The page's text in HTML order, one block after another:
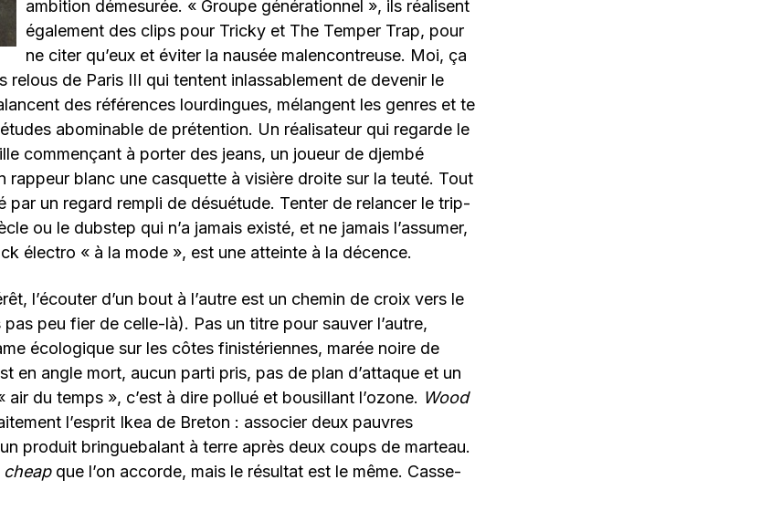
ambition démesurée. « Groupe générationnel », ils réalisent
également des clips pour Tricky et The Temper Trap, pour
ne citer qu’eux et éviter la nausée malencontreuse. Moi, ça
relous de Paris III qui tentent inlassablement de devenir le
des références lourdingues, mélangent les genres et te
abominable de prétention. Un réalisateur qui regarde le
commençant à porter des jeans, un joueur de djembé
rappeur blanc une casquette à visière droite sur la teuté. Tout
par un regard rempli de désuétude. Tenter de relancer le trip-
ou le dubstep qui n’a jamais existé, et ne jamais l’assumer,
électro « à la mode », est une atteinte à la décence.
l’écouter d’un bout à l’autre est un chemin de croix vers le
pas peu fier de celle-là). Pas un titre pour sauver l’autre,
écologique sur les côtes finistériennes, marée noire de
en angle mort, aucun parti pris, pas de plan d’attaque et un
air du temps », c’est à dire pollué et bousillant l’ozone. Wood
l’esprit Ikea de Breton : associer deux pauvres
produit bringuebalant à terre après deux coups de marteau.
cheapque l’on accorde, mais le résultat est le même. Casse-